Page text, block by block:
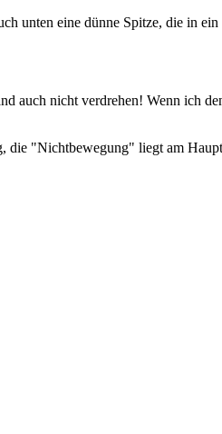
unten eine dünne Spitze, die in
auch nicht verdrehen! Wenn ich
die "Nichtbewegung" liegt am